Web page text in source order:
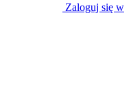
Zaloguj się w